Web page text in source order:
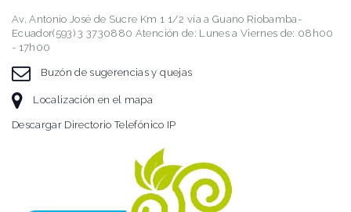
Av. Antonio José de Sucre Km 1 1/2 vía a Guano Riobamba-
Ecuador(593) 3 3730880 Atención de: Lunes a Viernes de: 08h00
- 17h00
Buzón de sugerencias y quejas
Localización en el mapa
Descargar Directorio Telefónico IP